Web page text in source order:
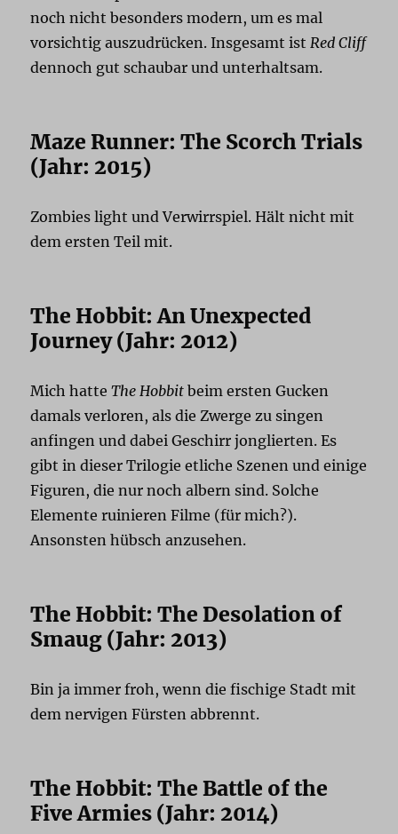
noch nicht besonders modern, um es mal
vorsichtig auszudrücken. Insgesamt ist Red Cliff
dennoch gut schaubar und unterhaltsam.
Maze Runner: The Scorch Trials
(Jahr: 2015)
Zombies light und Verwirrspiel. Hält nicht mit
dem ersten Teil mit.
The Hobbit: An Unexpected
Journey (Jahr: 2012)
Mich hatteThe Hobbit beim ersten Gucken
damals verloren, als die Zwerge zu singen
anfingen und dabei Geschirr jonglierten. Es
gibt in dieser Trilogie etliche Szenen und einige
Figuren, die nur noch albern sind. Solche
Elemente ruinieren Filme (für mich?).
Ansonsten hübsch anzusehen.
The Hobbit: The Desolation of
Smaug (Jahr: 2013)
Bin ja immer froh, wenn die fischige Stadt mit
dem nervigen Fürsten abbrennt.
The Hobbit: The Battle of the
Five Armies (Jahr: 2014)